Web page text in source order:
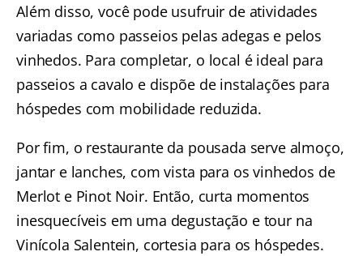
Além disso, você pode usufruir de atividades
variadas como passeios pelas adegas e pelos
vinhedos. Para completar, o local é ideal para
passeios a cavalo e dispõe de instalações para
hóspedes com mobilidade reduzida.
Por fim, o restaurante da pousada serve almoço,
jantar e lanches, com vista para os vinhedos de
Merlot e Pinot Noir. Então, curta momentos
inesquecíveis em uma degustação e tour na
Vinícola Salentein, cortesia para os hóspedes.